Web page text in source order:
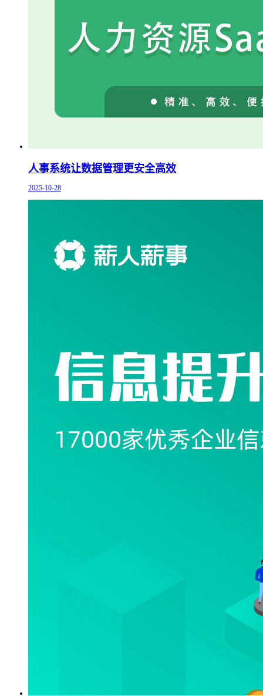
人事系统让数据管理更安全高效
2025-10-28